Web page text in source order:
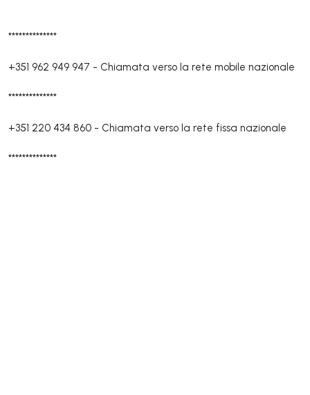
**************
+351 962 949 947 - Chiamata verso la rete mobile nazionale
**************
+351 220 434 860 - Chiamata verso la rete fissa nazionale
**************